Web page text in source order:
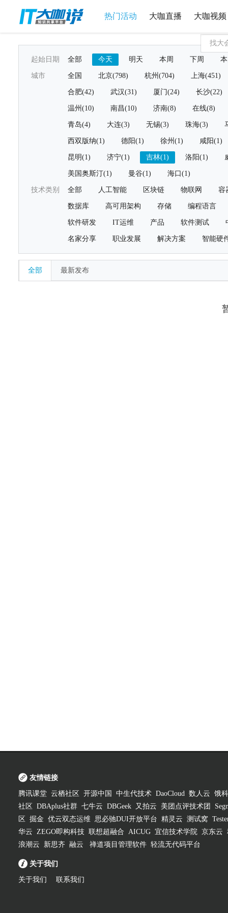
热门活动 大咖直播 大咖视频
起始日期 全部 今天 明天 本周 下周
城市 全国 北京(798) 杭州(704) 上海(451)
合肥(42) 武汉(31) 厦门(24) 长沙(22)
温州(10) 南昌(10) 济南(8) 在线(8)
青岛(4) 大连(3) 无锡(3) 珠海(3)
西双版纳(1) 德阳(1) 徐州(1) 咸阳(1)
昆明(1) 济宁(1) 吉林(1) 洛阳(1)
美国奥斯汀(1) 曼谷(1) 海口(1)
技术类别 全部 人工智能 区块链 物联网 容
数据库 高可用架构 存储 编程语言
软件研发 IT运维 产品 软件测试
名家分享 职业发展 解决方案 智能硬
全部 最新发布
友情链接
腾讯课堂 云栖社区 开源中国 中生代技术 DaoCloud 数人云 饿
社区
DBAplus社群 七牛云 DBGeek 又拍云 美团点评技术团
区
掘金 优云双态运维 思必驰DUI开放平台 精灵云 测试窝
华云 ZEGO即构科技 联想超融合 AICUG 宜信技术学院 京东云
浪潮云
新思齐 融云 禅道项目管理软件 轻流无代码平台
关于我们
关于我们 联系我们